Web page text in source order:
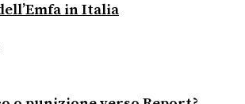
in Italia